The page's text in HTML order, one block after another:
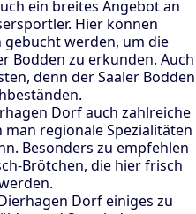
ein breites Angebot an
Hier können
werden, um die
Bodden zu erkunden. Auch
denn der Saaler Bodden
Dorf auch zahlreiche
man regionale Spezialitäten
Besonders zu empfehlen
Brötchen, die hier frisch
Dorf einiges zu